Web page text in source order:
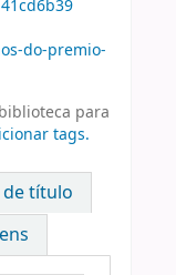
do-premio-
para
tags.
título